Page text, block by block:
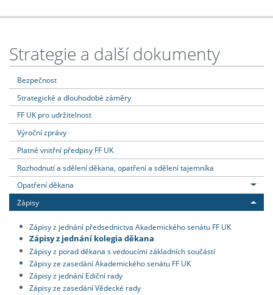
Strategie a další dokumenty
Bezpečnost
Strategické a dlouhodobé záměry
FF UK pro udržitelnost
Výroční zprávy
Platné vnitřní předpisy FF UK
Rozhodnutí a sdělení děkana, opatření a sdělení tajemníka
Opatření děkana
Zápisy
Zápisy z jednání předsednictva Akademického senátu FF UK
Zápisy z jednání kolegia děkana
Zápisy z porad děkana s vedoucími základních součástí
Zápisy ze zasedání Akademického senátu FF UK
Zápisy z jednání Ediční rady
Zápisy ze zasedání Vědecké rady